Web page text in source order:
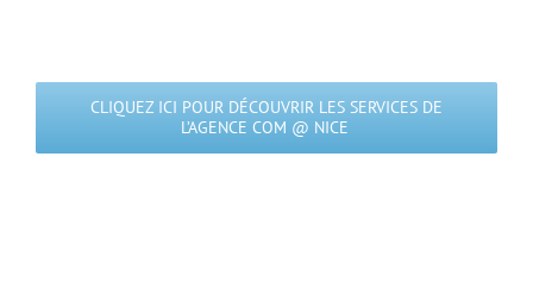
CLIQUEZ ICI POUR DÉCOUVRIR LES SERVICES DE
L’AGENCE COM @ NICE